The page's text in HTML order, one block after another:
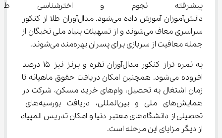
پیشرفته نجوم و اخترشناسی
دانش‌آموزان آموزش داده می‌شود. مدال‌آوران طلا از کنکور
سراسری معاف می‌شوند و از تسهیلات بنیاد ملی نخبگان از
جمله معافیت از سربازی برای پسران بهره‌مند می‌شوند.
به نمره تراز کنکور مدال‌آوران نقره و برنز نیز 15 درصد
افزوده می‌شود. همچنین امکان دریافت حقوق ماهیانه تا
زمان اشتغال به تحصیل، وام‌های خرید مسکن، شرکت در
همایش‌های ملی و بین‌المللی، دریافت بورسیه‌های
تحصیلی از دانشگاه‌های معتبر دنیا و امکان تدریس المپیاد
از دیگر مزایای این مرحله است.